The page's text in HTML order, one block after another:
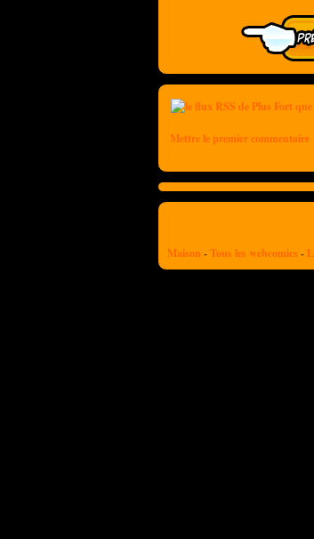
Mettre le premier commentaire
Maison -Tous les webcomics -